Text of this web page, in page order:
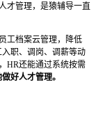
才管理，是猿辅导一直
工档案云管理，降低
职、调岗、调薪等动
HR还能通过系统按需
好人才管理。